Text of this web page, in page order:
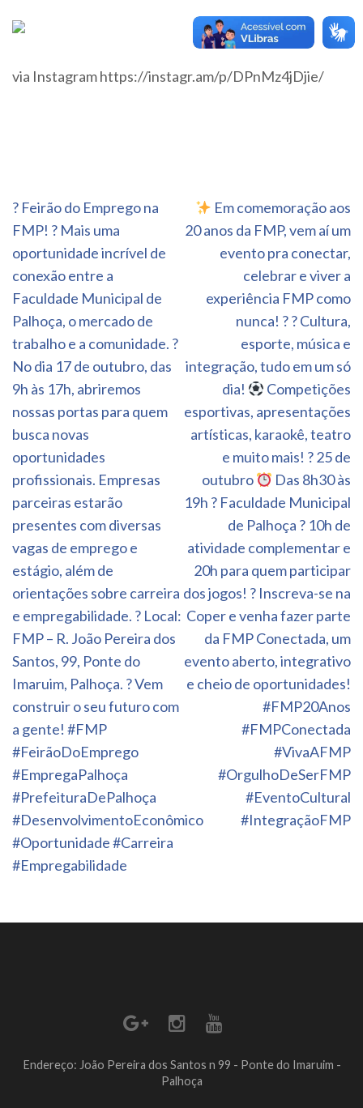
via Instagram https://instagr.am/p/DPnMz4jDjie/
Navegação
de
Post
? Feirão do Emprego na
FMP! ? Mais uma
oportunidade incrível de
conexão entre a
Faculdade Municipal de
Palhoça, o mercado de
trabalho e a comunidade. ?
No dia 17 de outubro, das
9h às 17h, abriremos
nossas portas para quem
busca novas
oportunidades
profissionais. Empresas
parceiras estarão
presentes com diversas
vagas de emprego e
estágio, além de
orientações sobre carreira
e empregabilidade. ? Local:
FMP – R. João Pereira dos
Santos, 99, Ponte do
Imaruim, Palhoça. ? Vem
construir o seu futuro com
a gente! #FMP
#FeirãoDoEmprego
#EmpregaPalhoça
#PrefeituraDePalhoça
#DesenvolvimentoEconômico
#Oportunidade #Carreira
#Empregabilidade
Em comemoração aos
20 anos da FMP, vem aí um
evento pra conectar,
celebrar e viver a
experiência FMP como
nunca! ? ? Cultura,
esporte, música e
integração, tudo em um só
dia!
Competições
esportivas, apresentações
artísticas, karaokê, teatro
e muito mais! ? 25 de
outubro
Das 8h30 às
19h ? Faculdade Municipal
de Palhoça ? 10h de
atividade complementar e
20h para quem participar
dos jogos! ? Inscreva-se na
Coper e venha fazer parte
da FMP Conectada, um
evento aberto, integrativo
e cheio de oportunidades!
#FMP20Anos
#FMPConectada
#VivaAFMP
#OrgulhoDeSerFMP
#EventoCultural
#IntegraçãoFMP
Endereço: João Pereira dos Santos n 99 - Ponte do Imaruim -
Palhoça